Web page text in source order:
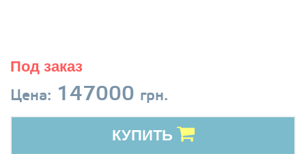
Под заказ
Цена: 147000 грн.
КУПИТЬ